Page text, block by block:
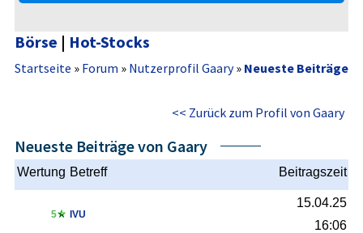
Börse | Hot-Stocks
Startseite » Forum » Nutzerprofil Gaary» Neueste Beiträge
<< Zurück zum Profil von Gaary
Neueste Beiträge von Gaary
Wertung Betreff Beitragszeit
5 IVU
15.04.25
16:06